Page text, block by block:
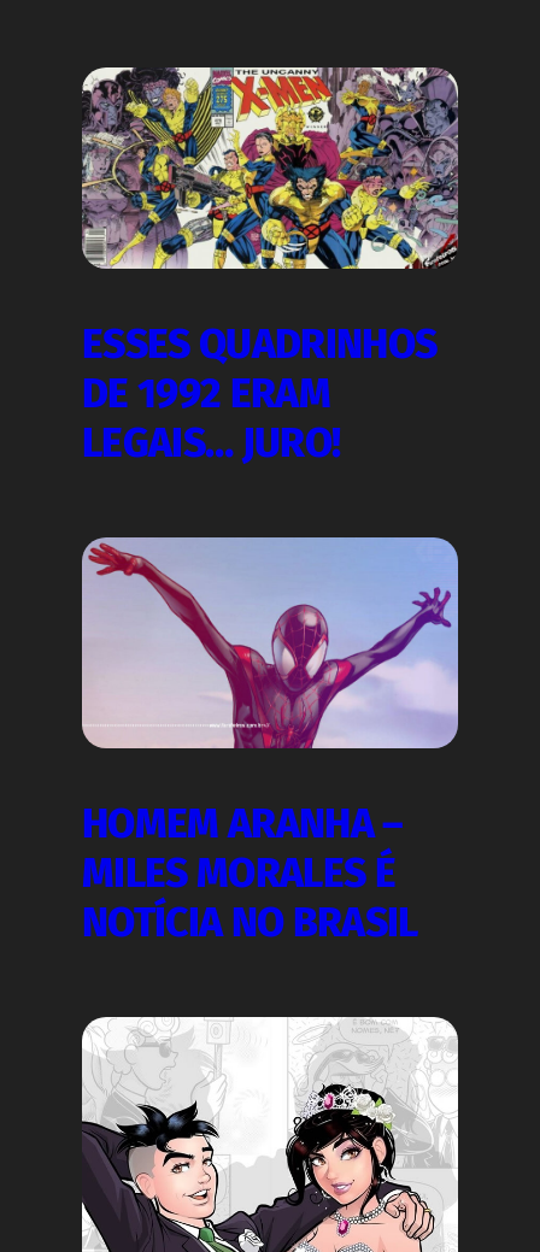
ESSES QUADRINHOS
DE 1992 ERAM
LEGAIS… JURO!
HOMEM ARANHA –
MILES MORALES É
NOTÍCIA NO BRASIL